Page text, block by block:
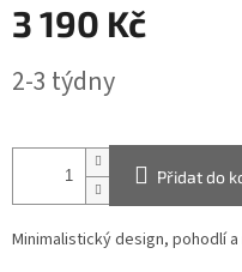
3 190 Kč
cena:
2-3 týdny
Přidat do
Minimalistický design, pohodlí